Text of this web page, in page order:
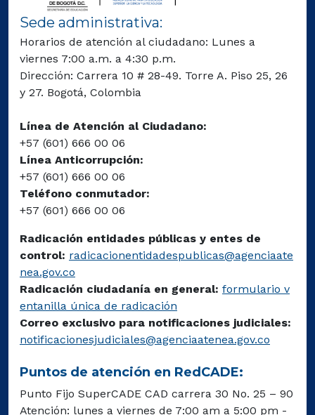
Sede administrativa:
Horarios de atención al ciudadano: Lunes a
viernes 7:00 a.m. a 4:30 p.m.
Dirección: Carrera 10 # 28-49. Torre A. Piso 25, 26
y 27. Bogotá, Colombia
Línea de Atención al Ciudadano:
+57 (601) 666 00 06
Línea Anticorrupción:
+57 (601) 666 00 06
Teléfono conmutador:
+57 (601) 666 00 06
Radicación entidades públicas y entes de
control: radicacionentidadespublicas@agenciaate
nea.gov.co
Radicación ciudadanía en general: formulario v
entanilla única de radicación
Correo exclusivo para notificaciones judiciales:
notificacionesjudiciales@agenciaatenea.gov.co
Puntos de atención en RedCADE:
Punto Fijo SuperCADE CAD carrera 30 No. 25 – 90
Atención: lunes a viernes de 7:00 am a 5:00 pm -